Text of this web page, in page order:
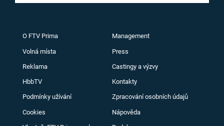
O FTV Prima Management
Volná místa Press
Reklama Castingy a výzvy
HbbTV Kontakty
Podmínky užívání Zpracování osobních údajů
Cookies Nápověda